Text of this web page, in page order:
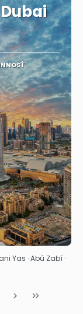
Yas · Abú Zabí ·